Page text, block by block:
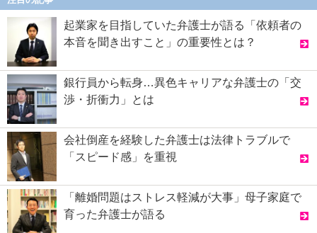
起業家を目指していた弁護士が語る「依頼者の
本音を聞き出すこと」の重要性とは？
銀行員から転身…異色キャリアな弁護士の「交
渉・折衝力」とは
会社倒産を経験した弁護士は法律トラブルで
「スピード感」を重視
「離婚問題はストレス軽減が大事」母子家庭で
育った弁護士が語る